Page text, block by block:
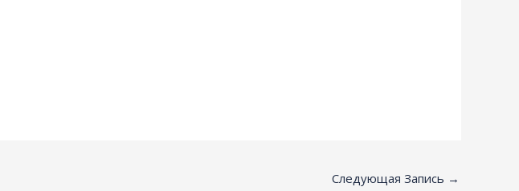
Следующая Запись →